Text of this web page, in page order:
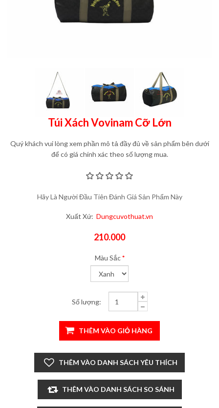
Túi Xách Vovinam Cỡ Lớn
Quý khách vui lòng xem phần mô tả đầy đủ về sản phẩm bên dưới
để có giá chính xác theo số lượng mua.
Hãy Là Người Đầu Tiên Đánh Giá Sản Phẩm Này
Xuất Xứ: Dungcuvothuat.vn
210.000
Màu Sắc *
Số lượng: